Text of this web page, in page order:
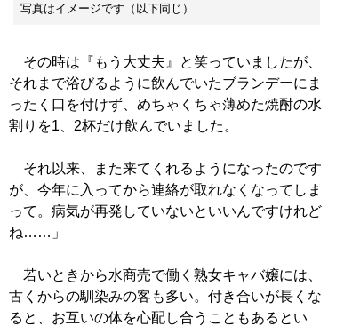
写真はイメージです（以下同じ）
その時は『もう大丈夫』と笑っていましたが、
それまで浴びるように飲んでいたブランデーにま
ったく口を付けず、めちゃくちゃ薄めた焼酎の水
割りを1、2杯だけ飲んでいました。
それ以来、また来てくれるようになったのです
が、今年に入ってから連絡が取れなくなってしま
って。病気が再発していないといいんですけれど
ね……」
若いときから水商売で働く熟女キャバ嬢には、
古くからの馴染みの客も多い。付き合いが長くな
ると、お互いの体を心配し合うこともあるとい